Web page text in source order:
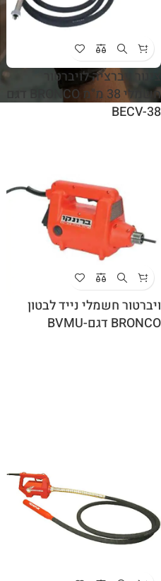
צינור ויברציה לויברטור
BECV-38
ויברטור חשמלי נייד לבטון
BRONCO דגם-BVMU